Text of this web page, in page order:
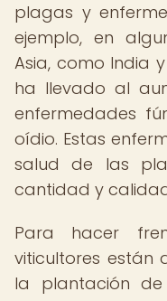
plagas y
ejemplo, en
Asia, como India
ha llevado al
enfermedades
oídio. Estas
salud de las
cantidad y
Para hacer
viticultores están
la plantación